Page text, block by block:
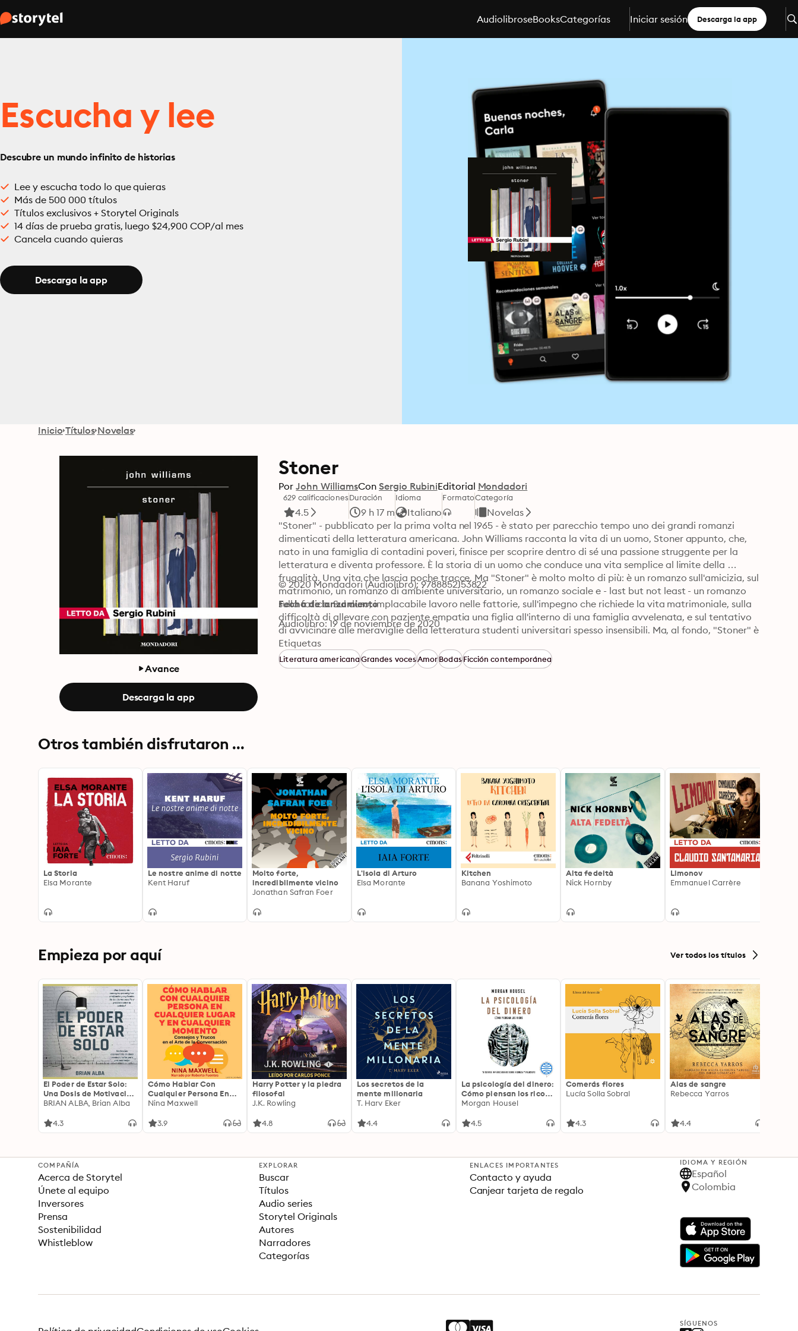
AudiolibroseBooksCategorías Iniciar sesión Descarga la app
Escucha y lee
Descubre un mundo infinito de historias
Lee y escucha todo lo que quieras
Más de 500 000 títulos
Títulos exclusivos + Storytel Originals
14 días de prueba gratis, luego $24,900 COP/al mes
Cancela cuando quieras
Descarga la app
Inicio Títulos Novelas
Avance
Descarga la app
Stoner
Por John WilliamsCon Sergio RubiniEditorial Mondadori
629 calificaciones
4.5
Duración
9 h 17 m
Idioma
Italiano
FormatoCategoría
Novelas
"Stoner" - pubblicato per la prima volta nel 1965 - è stato per parecchio tempo uno dei grandi romanzi
dimenticati della letteratura americana. John Williams racconta la vita di un uomo, Stoner appunto, che,
nato in una famiglia di contadini poveri, finisce per scoprire dentro di sé una passione struggente per la
letteratura e diventa professore. È la storia di un uomo che conduce una vita semplice al limite della
frugalità. Una vita che lascia poche tracce. Ma "Stoner" è molto molto di più: è un romanzo sull'amicizia, sul
matrimonio, un romanzo di ambiente universitario, un romanzo sociale e - last but not least - un romanzo
sulla fatica. Sul duro, implacabile lavoro nelle fattorie, sull'impegno che richiede la vita matrimoniale, sulla
difficoltà di allevare con paziente empatia una figlia all'interno di una famiglia avvelenata, e sul tentativo
di avvicinare alle meraviglie della letteratura studenti universitari spesso insensibili. Ma, al fondo, "Stoner" è
soprattutto un romanzo sull'amore: sull'amore per la poesia, per la letteratura e anche sull'amore
romantico. È un romanzo su cosa significa essere umani. Alla luce di questa centralità dell'amore per la
letteratura e per la poesia, abbiamo pensato di pubblicare in questo volume, insieme al romanzo, una
© 2020 Mondadori (Audiolibro): 9788852153822
Fecha de lanzamiento
Audiolibro: 19 de noviembre de 2020
Etiquetas
Literatura americanaGrandes vocesAmorBodasFicción contemporánea
Otros también disfrutaron ...
La Storia
Elsa Morante
Le nostre anime di notte
Kent Haruf
Molto forte,
incredibilmente vicino
Jonathan Safran Foer
L'isola di Arturo
Elsa Morante
Kitchen
Banana Yoshimoto
Alta fedeltà
Nick Hornby
Limonov
Emmanuel Carrère
Empieza por aquí Ver todos los títulos
El Poder de Estar Solo:
Una Dosis de Motivación
Acompañada de Ideas
una Vida Mejor
BRIAN ALBA, Brian Alba
4.3
Cómo Hablar Con
Cualquier Persona En
Cualquier Lugar Y En
Nina Maxwell
3.9
Harry Potter y la piedra
filosofal
J.K. Rowling
4.8
Los secretos de la
mente millonaria
T. Harv Eker
4.4
La psicología del dinero:
Cómo piensan los ricos:
18 claves imperecederas
Morgan Housel
4.5
Comerás flores
Lucía Solla Sobral
4.3
Alas de sangre
Rebecca Yarros
4.4
COMPAÑÍA
Acerca de Storytel
Únete al equipo
Inversores
Prensa
Sostenibilidad
Whistleblow
EXPLORAR
Buscar
Títulos
Audio series
Storytel Originals
Autores
Narradores
Categorías
ENLACES IMPORTANTES
Contacto y ayuda
Canjear tarjeta de regalo
IDIOMA Y REGIÓN
Español
Colombia
SÍGUENOS